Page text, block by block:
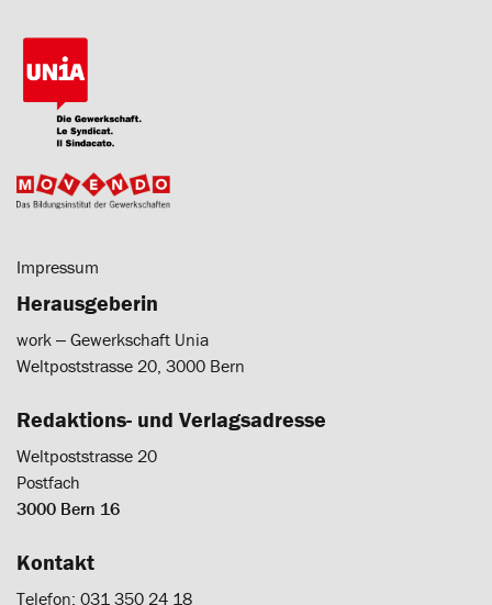
Impressum
Herausgeberin
work ‒ Gewerkschaft Unia
Weltpoststrasse 20, 3000 Bern
Redaktions- und Verlagsadresse
Weltpoststrasse 20
Postfach
3000 Bern 16
Kontakt
Telefon: 031 350 24 18